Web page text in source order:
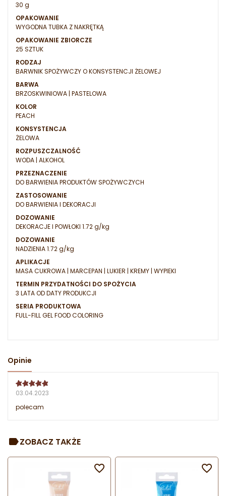
30 g
OPAKOWANIE
WYGODNA TUBKA Z NAKRĘTKĄ
OPAKOWANIE ZBIORCZE
25 SZTUK
RODZAJ
BARWNIK SPOŻYWCZY O KONSYSTENCJI ŻELOWEJ
BARWA
BRZOSKWINIOWA | PASTELOWA
KOLOR
PEACH
KONSYSTENCJA
ŻELOWA
ROZPUSZCZALNOŚĆ
WODA | ALKOHOL
PRZEZNACZENIE
DO BARWIENIA PRODUKTÓW SPOŻYWCZYCH
ZASTOSOWANIE
DO BARWIENIA I DEKORACJI
DOZOWANIE
DEKORACJE I POWŁOKI 1.72 g/kg
DOZOWANIE
NADZIENIA 1.72 g/kg
APLIKACJE
MASA CUKROWA | MARCEPAN | LUKIER | KREMY | WYPIEKI
TERMIN PRZYDATNOŚCI DO SPOŻYCIA
3 LATA OD DATY PRODUKCJI
SERIA PRODUKTOWA
FULL-FILL GEL FOOD COLORING
Opinie
03.04.2023
polecam
ZOBACZ TAKŻE
 